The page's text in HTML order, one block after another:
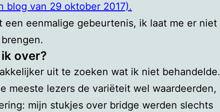
blog van 29 oktober 2017).
een eenmalige gebeurtenis, ik laat me er niet
over?
uit te zoeken wat ik niet behandelde.
meeste lezers de variëteit wel waardeerden,
mijn stukjes over bridge werden slechts